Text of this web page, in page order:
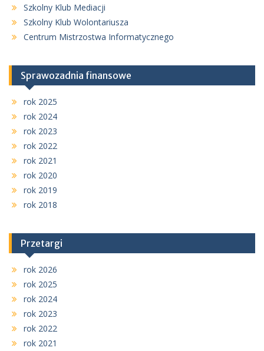
Szkolny Klub Mediacji
Szkolny Klub Wolontariusza
Centrum Mistrzostwa Informatycznego
Sprawozadnia finansowe
rok 2025
rok 2024
rok 2023
rok 2022
rok 2021
rok 2020
rok 2019
rok 2018
Przetargi
rok 2026
rok 2025
rok 2024
rok 2023
rok 2022
rok 2021